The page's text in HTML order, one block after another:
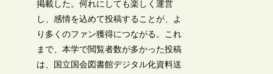
掲載した。何れにしても楽しく運営
し、感情を込めて投稿することが、よ
り多くのファン獲得につながる。これ
まで、本学で閲覧者数が多かった投稿
は、国立国会図書館デジタル化資料送